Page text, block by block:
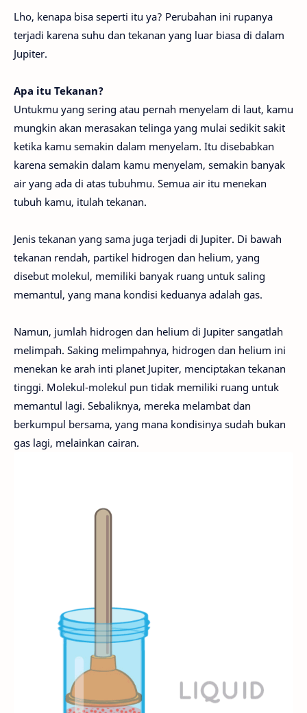
Lho, kenapa bisa seperti itu ya? Perubahan ini rupanya
terjadi karena suhu dan tekanan yang luar biasa di dalam
Jupiter.
Apa itu Tekanan?
Untukmu yang sering atau pernah menyelam di laut, kamu
mungkin akan merasakan telinga yang mulai sedikit sakit
ketika kamu semakin dalam menyelam. Itu disebabkan
karena semakin dalam kamu menyelam, semakin banyak
air yang ada di atas tubuhmu. Semua air itu menekan
tubuh kamu, itulah tekanan.
Jenis tekanan yang sama juga terjadi di Jupiter. Di bawah
tekanan rendah, partikel hidrogen dan helium, yang
disebut molekul, memiliki banyak ruang untuk saling
memantul, yang mana kondisi keduanya adalah gas.
Namun, jumlah hidrogen dan helium di Jupiter sangatlah
melimpah. Saking melimpahnya, hidrogen dan helium ini
menekan ke arah inti planet Jupiter, menciptakan tekanan
tinggi. Molekul-molekul pun tidak memiliki ruang untuk
memantul lagi. Sebaliknya, mereka melambat dan
berkumpul bersama, yang mana kondisinya sudah bukan
gas lagi, melainkan cairan.